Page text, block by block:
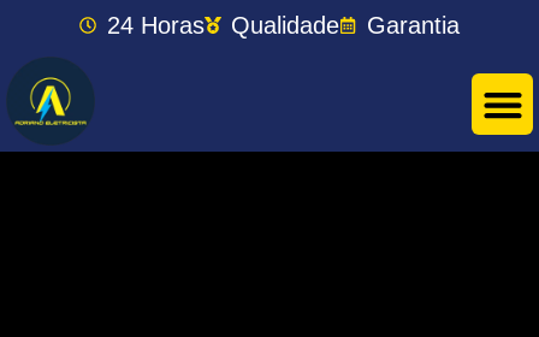
24 Horas Qualidade Garantia